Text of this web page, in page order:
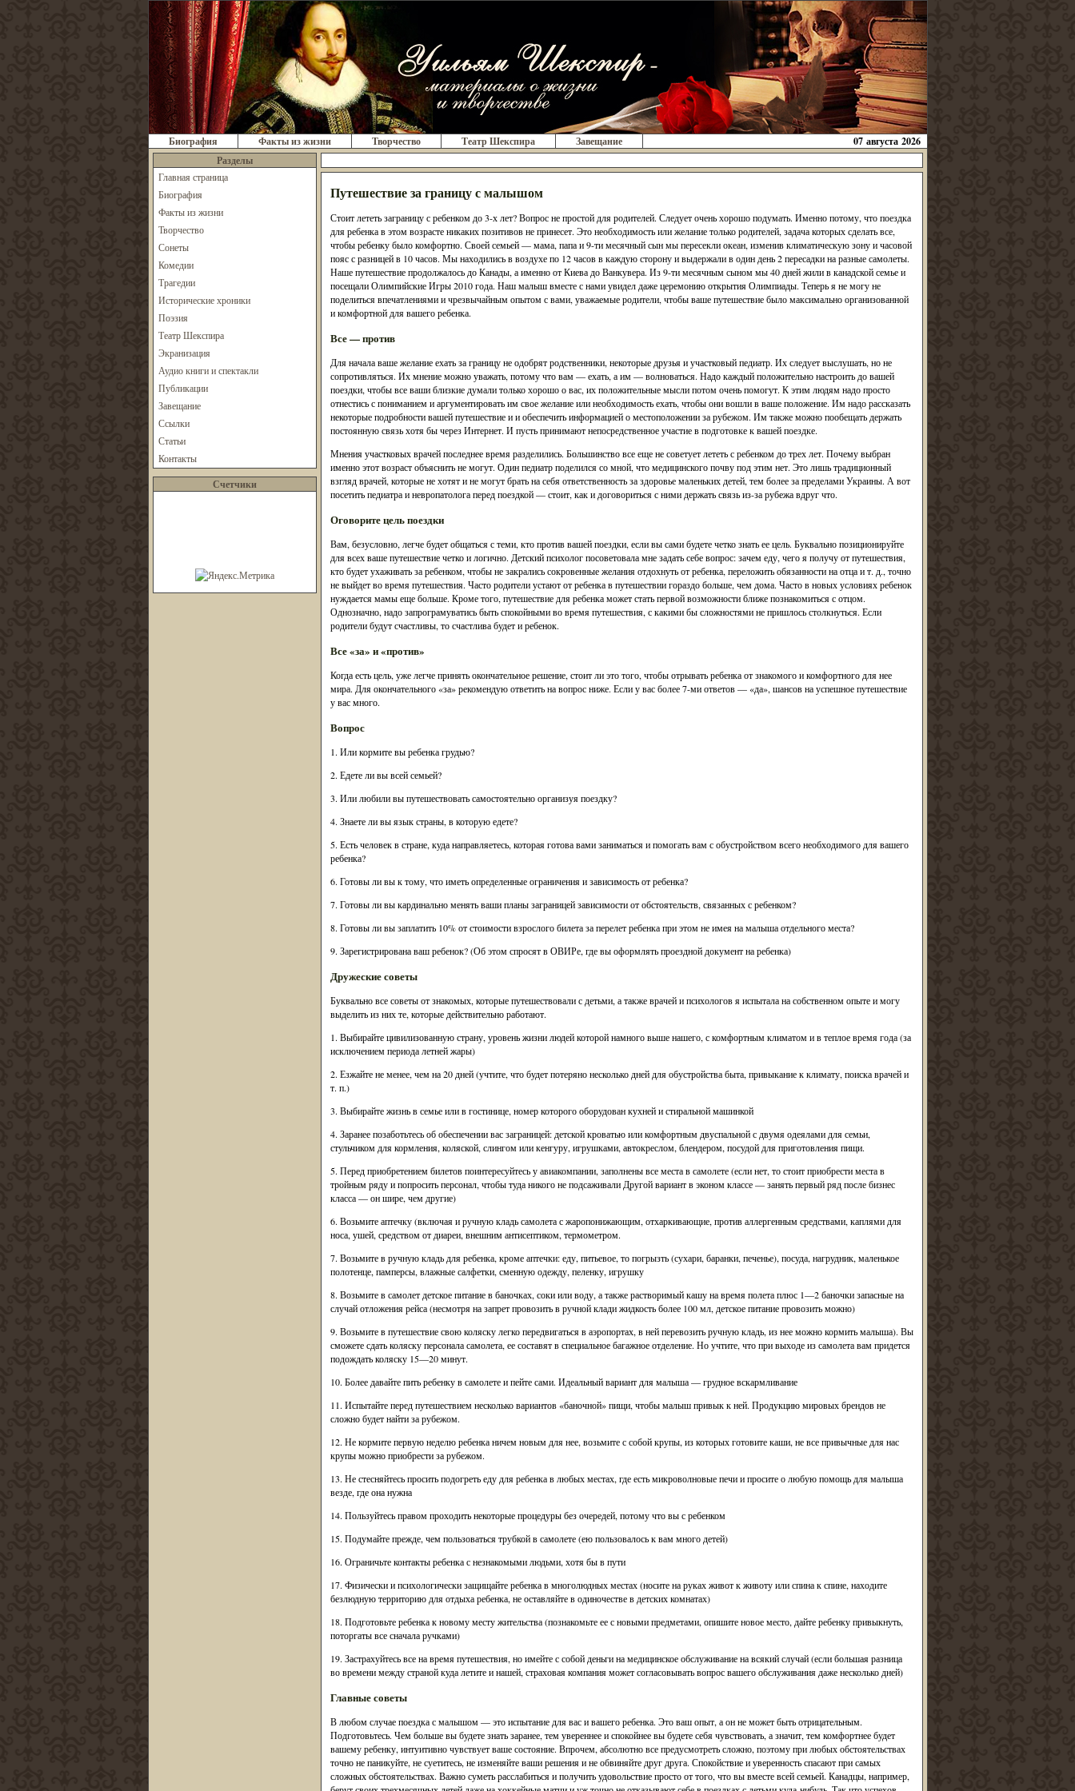
Биография Факты из жизни Творчество Театр Шекспира Завещание
07 августа 2026
Разделы
Главная страница
Биография
Факты из жизни
Творчество
Сонеты
Комедии
Трагедии
Исторические хроники
Поэзия
Театр Шекспира
Экранизация
Аудио книги и спектакли
Публикации
Завещание
Ссылки
Статьи
Контакты
Счетчики
Путешествие за границу с малышом
Стоит лететь заграницу с ребенком до 3-х лет? Вопрос не простой для родителей. Следует очень хорошо подумать. Именно потому, что поездка
для ребенка в этом возрасте никаких позитивов не принесет. Это необходимость или желание только родителей, задача которых сделать все,
чтобы ребенку было комфортно. Своей семьей — мама, папа и 9-ти месячный сын мы пересекли океан, изменив климатическую зону и часовой
пояс с разницей в 10 часов. Мы находились в воздухе по 12 часов в каждую сторону и выдержали в один день 2 пересадки на разные самолеты.
Наше путешествие продолжалось до Канады, а именно от Киева до Ванкувера. Из 9-ти месячным сыном мы 40 дней жили в канадской семье и
посещали Олимпийские Игры 2010 года. Наш малыш вместе с нами увидел даже церемонию открытия Олимпиады. Теперь я не могу не
поделиться впечатлениями и чрезвычайным опытом с вами, уважаемые родители, чтобы ваше путешествие было максимально организованной
и комфортной для вашего ребенка.
Все — против
Для начала ваше желание ехать за границу не одобрят родственники, некоторые друзья и участковый педиатр. Их следует выслушать, но не
сопротивляться. Их мнение можно уважать, потому что вам — ехать, а им — волноваться. Надо каждый положительно настроить до вашей
поездки, чтобы все ваши близкие думали только хорошо о вас, их положительные мысли потом очень помогут. К этим людям надо просто
отнестись с пониманием и аргументировать им свое желание или необходимость ехать, чтобы они вошли в ваше положение. Им надо рассказать
некоторые подробности вашей путешествие и и обеспечить информацией о местоположении за рубежом. Им также можно пообещать держать
постоянную связь хотя бы через Интернет. И пусть принимают непосредственное участие в подготовке к вашей поездке.
Мнения участковых врачей последнее время разделились. Большинство все еще не советует лететь с ребенком до трех лет. Почему выбран
именно этот возраст объяснить не могут. Один педиатр поделился со мной, что медицинского почву под этим нет. Это лишь традиционный
взгляд врачей, которые не хотят и не могут брать на себя ответственность за здоровье маленьких детей, тем более за пределами Украины. А вот
посетить педиатра и невропатолога перед поездкой — стоит, как и договориться с ними держать связь из-за рубежа вдруг что.
Оговорите цель поездки
Вам, безусловно, легче будет общаться с теми, кто против вашей поездки, если вы сами будете четко знать ее цель. Буквально позиционируйте
для всех ваше путешествие четко и логично. Детский психолог посоветовала мне задать себе вопрос: зачем еду, чего я получу от путешествия,
кто будет ухаживать за ребенком, чтобы не закрались сокровенные желания отдохнуть от ребенка, переложить обязанности на отца и т. д., точно
не выйдет во время путешествия. Часто родители устают от ребенка в путешествии гораздо больше, чем дома. Часто в новых условиях ребенок
нуждается мамы еще больше. Кроме того, путешествие для ребенка может стать первой возможности ближе познакомиться с отцом.
Однозначно, надо запрограмуватись быть спокойными во время путешествия, с какими бы сложностями не пришлось столкнуться. Если
родители будут счастливы, то счастлива будет и ребенок.
Все «за» и «против»
Когда есть цель, уже легче принять окончательное решение, стоит ли это того, чтобы отрывать ребенка от знакомого и комфортного для нее
мира. Для окончательного «за» рекомендую ответить на вопрос ниже. Если у вас более 7-ми ответов — «да», шансов на успешное путешествие
у вас много.
Вопрос
1. Или кормите вы ребенка грудью?
2. Едете ли вы всей семьей?
3. Или любили вы путешествовать самостоятельно организуя поездку?
4. Знаете ли вы язык страны, в которую едете?
5. Есть человек в стране, куда направляетесь, которая готова вами заниматься и помогать вам с обустройством всего необходимого для вашего
ребенка?
6. Готовы ли вы к тому, что иметь определенные ограничения и зависимость от ребенка?
7. Готовы ли вы кардинально менять ваши планы заграницей зависимости от обстоятельств, связанных с ребенком?
8. Готовы ли вы заплатить 10% от стоимости взрослого билета за перелет ребенка при этом не имея на малыша отдельного места?
9. Зарегистрирована ваш ребенок? (Об этом спросят в ОВИРе, где вы оформлять проездной документ на ребенка)
Дружеские советы
Буквально все советы от знакомых, которые путешествовали с детьми, а также врачей и психологов я испытала на собственном опыте и могу
выделить из них те, которые действительно работают.
1. Выбирайте цивилизованную страну, уровень жизни людей которой намного выше нашего, с комфортным климатом и в теплое время года (за
исключением периода летней жары)
2. Езжайте не менее, чем на 20 дней (учтите, что будет потеряно несколько дней для обустройства быта, привыкание к климату, поиска врачей и
т. п.)
3. Выбирайте жизнь в семье или в гостинице, номер которого оборудован кухней и стиральной машинкой
4. Заранее позаботьтесь об обеспечении вас заграницей: детской кроватью или комфортным двуспальной с двумя одеялами для семьи,
стульчиком для кормления, коляской, слингом или кенгуру, игрушками, автокреслом, блендером, посудой для приготовления пищи.
5. Перед приобретением билетов поинтересуйтесь у авиакомпании, заполнены все места в самолете (если нет, то стоит приобрести места в
тройным ряду и попросить персонал, чтобы туда никого не подсаживали Другой вариант в эконом классе — занять первый ряд после бизнес
класса — он шире, чем другие)
6. Возьмите аптечку (включая и ручную кладь самолета с жаропонижающим, отхаркивающие, против аллергенным средствами, каплями для
носа, ушей, средством от диареи, внешним антисептиком, термометром.
7. Возьмите в ручную кладь для ребенка, кроме аптечки: еду, питьевое, то погрызть (сухари, баранки, печенье), посуда, нагрудник, маленькое
полотенце, памперсы, влажные салфетки, сменную одежду, пеленку, игрушку
8. Возьмите в самолет детское питание в баночках, соки или воду, а также растворимый кашу на время полета плюс 1—2 баночки запасные на
случай отложения рейса (несмотря на запрет провозить в ручной клади жидкость более 100 мл, детское питание провозить можно)
9. Возьмите в путешествие свою коляску легко передвигаться в аэропортах, в ней перевозить ручную кладь, из нее можно кормить малыша). Вы
сможете сдать коляску персонала самолета, ее составят в специальное багажное отделение. Но учтите, что при выходе из самолета вам придется
подождать коляску 15—20 минут.
10. Более давайте пить ребенку в самолете и пейте сами. Идеальный вариант для малыша — грудное вскармливание
11. Испытайте перед путешествием несколько вариантов «баночной» пищи, чтобы малыш привык к ней. Продукцию мировых брендов не
сложно будет найти за рубежом.
12. Не кормите первую неделю ребенка ничем новым для нее, возьмите с собой крупы, из которых готовите каши, не все привычные для нас
крупы можно приобрести за рубежом.
13. Не стесняйтесь просить подогреть еду для ребенка в любых местах, где есть микроволновые печи и просите о любую помощь для малыша
везде, где она нужна
14. Пользуйтесь правом проходить некоторые процедуры без очередей, потому что вы с ребенком
15. Подумайте прежде, чем пользоваться трубкой в самолете (ею пользовалось к вам много детей)
16. Ограничьте контакты ребенка с незнакомыми людьми, хотя бы в пути
17. Физически и психологически защищайте ребенка в многолюдных местах (носите на руках живот к животу или спина к спине, находите
безлюдную территорию для отдыха ребенка, не оставляйте в одиночестве в детских комнатах)
18. Подготовьте ребенка к новому месту жительства (познакомьте ее с новыми предметами, опишите новое место, дайте ребенку привыкнуть,
поторгаты все сначала ручками)
19. Застрахуйтесь все на время путешествия, но имейте с собой деньги на медицинское обслуживание на всякий случай (если большая разница
во времени между страной куда летите и нашей, страховая компания может согласовывать вопрос вашего обслуживания даже несколько дней)
Главные советы
В любом случае поездка с малышом — это испытание для вас и вашего ребенка. Это ваш опыт, а он не может быть отрицательным.
Подготовьтесь. Чем больше вы будете знать заранее, тем увереннее и спокойнее вы будете себя чувствовать, а значит, тем комфортнее будет
вашему ребенку, интуитивно чувствует ваше состояние. Впрочем, абсолютно все предусмотреть сложно, поэтому при любых обстоятельствах
точно не паникуйте, не суетитесь, не изменяйте ваши решения и не обвиняйте друг друга. Спокойствие и уверенность спасают при самых
сложных обстоятельствах. Важно суметь расслабиться и получить удовольствие просто от того, что вы вместе всей семьей. Канадцы, например,